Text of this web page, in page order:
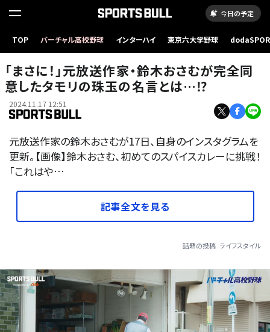
今日の予定
TOP バーチャル高校野球 インターハイ 東京六大学野球
「まさに！」元放送作家・鈴木おさむが完全同
意したタモリの珠玉の名言とは…⁉
2024.11.17 12:51
元放送作家の鈴木おさむが17日、自身のインスタグラムを
更新。【画像】鈴木おさむ、初めてのスパイスカレーに挑戦！
「これはや…
記事全文を見る
話題の投稿 ライフスタイル